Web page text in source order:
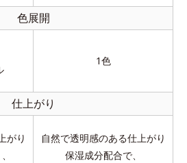
色展開
1色
仕上がり
がり
自然で透明感のある仕上がり
保湿成分配合で、